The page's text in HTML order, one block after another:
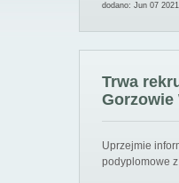
dodano: Jun 07 2021
Trwa
Gorzowie
Uprzejmie
podyplomowe